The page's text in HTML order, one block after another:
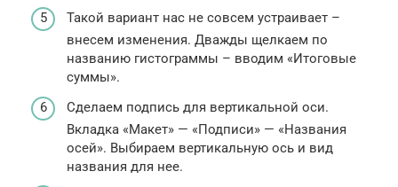
Такой вариант нас не совсем устраивает –
внесем изменения. Дважды щелкаем по
названию гистограммы – вводим «Итоговые
суммы».
Сделаем подпись для вертикальной оси.
Вкладка «Макет» — «Подписи» — «Названия
осей». Выбираем вертикальную ось и вид
названия для нее.